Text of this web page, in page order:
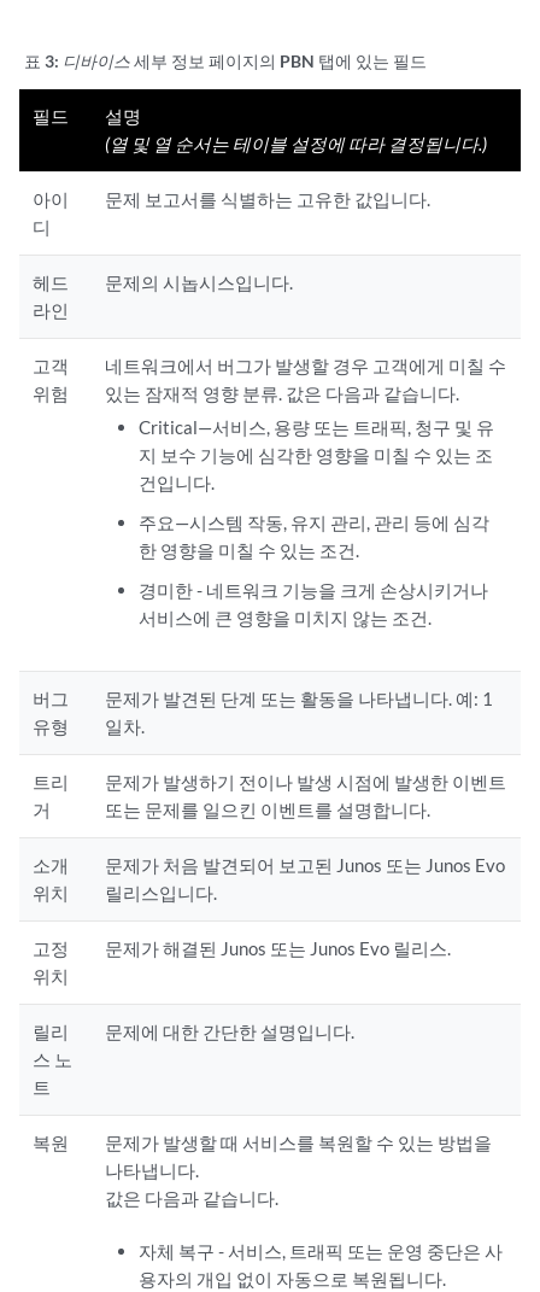
표 3: 디바이스세부 정보 페이지의 PBN 탭에 있는 필드
필드
설명
(열 및 열 순서는 테이블 설정에 따라 결정됩니다.)
아이
디
문제 보고서를 식별하는 고유한 값입니다.
헤드
라인
문제의 시놉시스입니다.
고객
위험
네트워크에서 버그가 발생할 경우 고객에게 미칠 수
있는 잠재적 영향 분류. 값은 다음과 같습니다.
Critical—서비스, 용량 또는 트래픽, 청구 및 유
지 보수 기능에 심각한 영향을 미칠 수 있는 조
건입니다.
주요—시스템 작동, 유지 관리, 관리 등에 심각
한 영향을 미칠 수 있는 조건.
경미한 - 네트워크 기능을 크게 손상시키거나
서비스에 큰 영향을 미치지 않는 조건.
버그
유형
문제가 발견된 단계 또는 활동을 나타냅니다. 예: 1
일차.
트리
거
문제가 발생하기 전이나 발생 시점에 발생한 이벤트
또는 문제를 일으킨 이벤트를 설명합니다.
소개
위치
문제가 처음 발견되어 보고된 Junos 또는 Junos Evo
릴리스입니다.
고정
위치
문제가 해결된 Junos 또는 Junos Evo 릴리스.
릴리
스 노
트
문제에 대한 간단한 설명입니다.
복원
문제가 발생할 때 서비스를 복원할 수 있는 방법을
나타냅니다.
값은 다음과 같습니다.
자체 복구 - 서비스, 트래픽 또는 운영 중단은 사
용자의 개입 없이 자동으로 복원됩니다.